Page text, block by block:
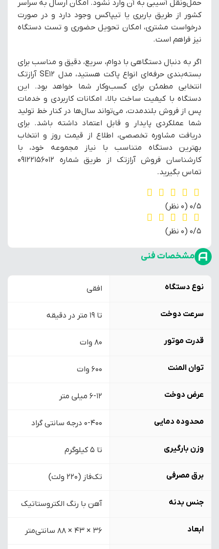
حمل‌ونقل آسیبی به آن وارد نشود. امکان ارسال به سراسر
کشور از طریق باربری یا تیپاکس وجود دارد و در صورت
درخواست مشتری، امکان تحویل حضوری و تست دستگاه
نیز فراهم است.
اگر به دنبال دستگاهی با دوام، سریع، دقیق و مناسب برای
بسته‌بندی حرفه‌ای انواع پاکت هستید، مدل SE12 آرازتک
انتخابی مطمئن برای کسب‌وکار شما خواهد بود. این
دستگاه با کیفیت ساخت بالا، امکانات کاربردی و خدمات
پس از فروش بلندمدت، می‌تواند سال‌ها در کنار خط تولید
شما عملکردی پایدار و قابل اعتماد داشته باشد. برای
دریافت مشاوره تخصصی، اطلاع از قیمت روز و انتخاب
بهترین دستگاه متناسب با نیاز مجموعه خود، با
کارشناسان فروش آرازتک از طریق شماره 09122156012
تماس بگیرید.
‫0/5 ‫(0 نظر)
‫0/5 ‫(0 نظر)
مشخصات فنی
نوع دستگاه افقی
سرعت دوخت تا 19 متر در دقیقه
قدرت موتور 80 وات
توان المنت 600 وات
عرض دوخت 6-12 میلی متر
محدوده دمایی 0-400 درجه سانتی گراد
وزن بارگیری تا 5 کیلوگرم
برق مصرفی تک‌فاز (220 ولت)
جنس بدنه آهن با رنگ الکتروستاتیک
ابعاد 36 × 43 × 88 سانتی‌متر